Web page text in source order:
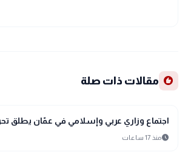
recommend مقالات ذات صلة
bolt
عاجل
اجتماع وزاري عربي وإسلامي في عمّان يطلق
scheduleمنذ 17 ساعات